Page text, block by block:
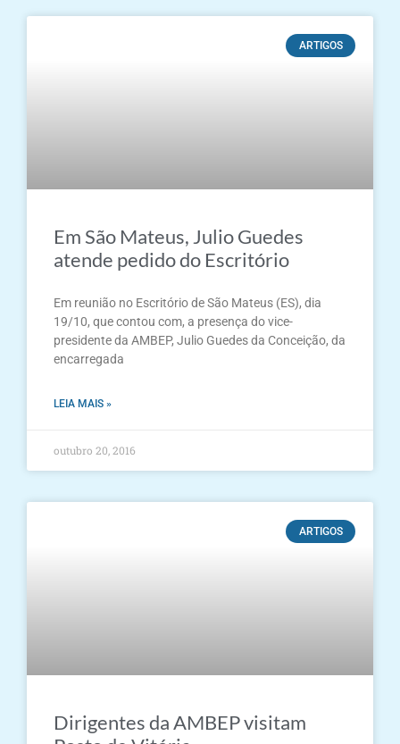
ARTIGOS
Em São Mateus, Julio Guedes
atende pedido do Escritório
Em reunião no Escritório de São Mateus (ES), dia
19/10, que contou com, a presença do vice-
presidente da AMBEP, Julio Guedes da Conceição, da
encarregada
LEIA MAIS »
outubro 20, 2016
ARTIGOS
Dirigentes da AMBEP visitam